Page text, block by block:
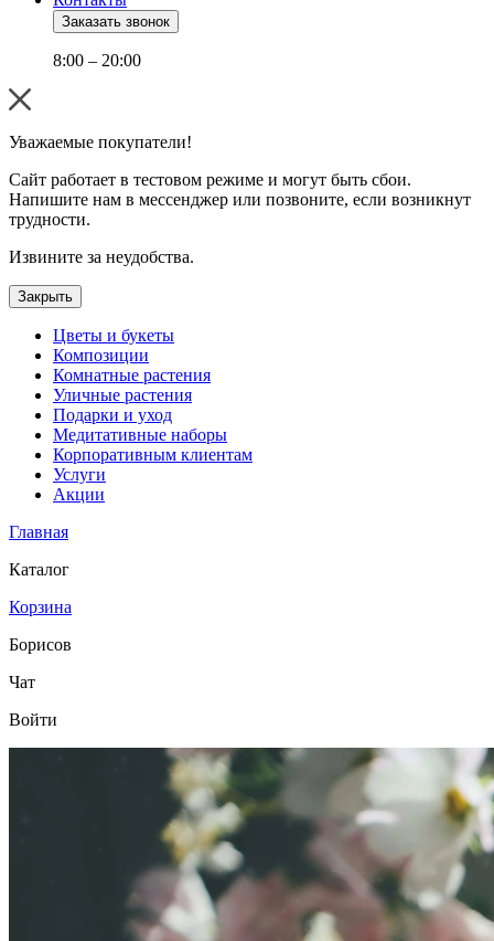
Заказать звонок
8:00 – 20:00
Уважаемые покупатели!
Сайт работает в тестовом режиме и могут быть сбои.
Напишите нам в мессенджер или позвоните, если возникнут
трудности.
Извините за неудобства.
Закрыть
Цветы и букеты
Композиции
Комнатные растения
Уличные растения
Подарки и уход
Медитативные наборы
Корпоративным клиентам
Услуги
Акции
Главная
Каталог
Корзина
Борисов
Чат
Войти